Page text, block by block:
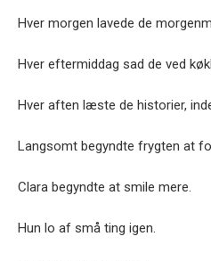
Hver morgen lavede de
Hver eftermiddag sad de ved
Hver aften læste de historier,
Langsomt begyndte frygten at
Clara begyndte at smile mere.
Hun lo af små ting igen.